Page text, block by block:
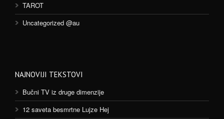
TAROT
Uncategorized @au
NAJNOVIJI TEKSTOVI
Bučni TV iz druge dimenzije
12 saveta besmrtne Lujze Hej